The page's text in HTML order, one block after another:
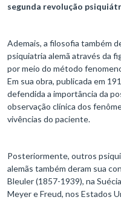
segunda revolução
Ademais, a filosofia também
psiquiatria alemã através da
por meio do método
Em sua obra, publicada em
defendida a importância da
observação clínica dos
vivências do paciente.
Posteriormente, outros
alemãs também deram sua
Bleuler (1857-1939), na
Meyer e Freud, nos Estados